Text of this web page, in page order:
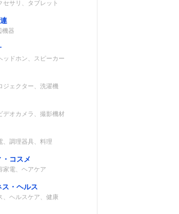
セサリ、タブレット
機器
ッドホン、スピーカー
ジェクター、洗濯機
デオカメラ、撮影機材
、調理器具、料理
・コスメ
家電、ヘアケア
ス・ヘルス
、ヘルスケア、健康